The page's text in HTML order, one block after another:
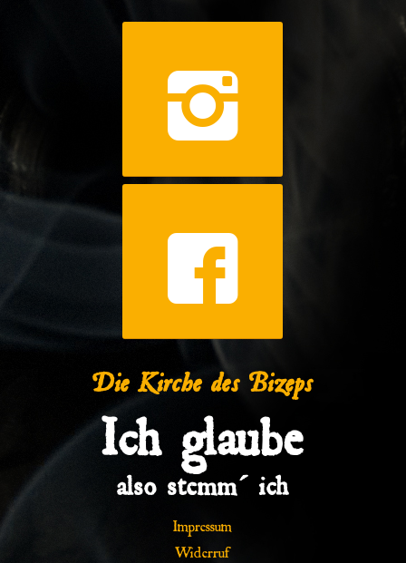
Die Kirche des Bizeps
Ich glaube
also stemm´ ich
Impressum
Widerruf